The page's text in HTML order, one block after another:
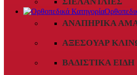
ΑΝΑΠΗΡΙΚΆ
ΑΞΕΣΟΥΆΡ
ΒΑΔΙΣΤΙΚΆ ΕΊΔΗ